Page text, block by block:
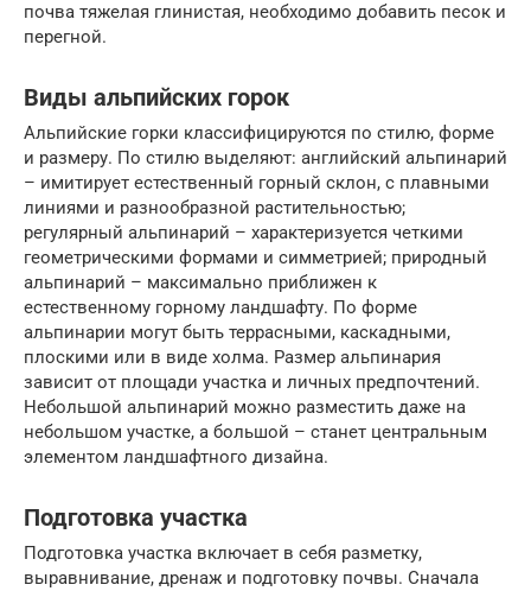
почва тяжелая глинистая, необходимо добавить песок и
перегной.
Виды альпийских горок
Альпийские горки классифицируются по стилю, форме
и размеру. По стилю выделяют: английский альпинарий
– имитирует естественный горный склон, с плавными
линиями и разнообразной растительностью;
регулярный альпинарий – характеризуется четкими
геометрическими формами и симметрией; природный
альпинарий – максимально приближен к
естественному горному ландшафту. По форме
альпинарии могут быть террасными, каскадными,
плоскими или в виде холма. Размер альпинария
зависит от площади участка и личных предпочтений.
Небольшой альпинарий можно разместить даже на
небольшом участке, а большой – станет центральным
элементом ландшафтного дизайна.
Подготовка участка
Подготовка участка включает в себя разметку,
выравнивание, дренаж и подготовку почвы. Сначала